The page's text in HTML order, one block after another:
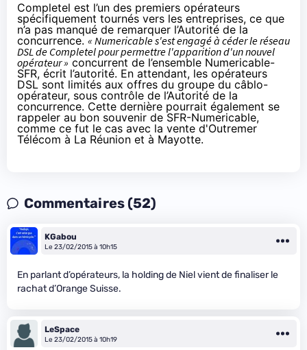
Completel est l’un des premiers opérateurs
spécifiquement tournés vers les entreprises, ce que
n’a pas manqué de remarquer l’Autorité de la
concurrence. «Numericables'est engagé à céder le réseau
DSL de Completel pour permettre l'apparition d'un nouvel
opérateur » concurrent de l’ensemble Numericable-
SFR, écrit l’autorité. En attendant, les opérateurs
DSL sont limités aux offres du groupe du câblo-
opérateur, sous contrôle de l’Autorité de la
concurrence. Cette dernière pourrait également se
rappeler au bon souvenir de SFR-Numericable,
comme ce fut le cas avec la vente d'Outremer
Télécom à La Réunion et à Mayotte.
Commentaires (52)
KGabou
Le 23/02/2015 à 10h15
En parlant d’opérateurs, la holding de Niel vient de finaliser le
rachat d’Orange Suisse.
LeSpace
Le 23/02/2015 à 10h19